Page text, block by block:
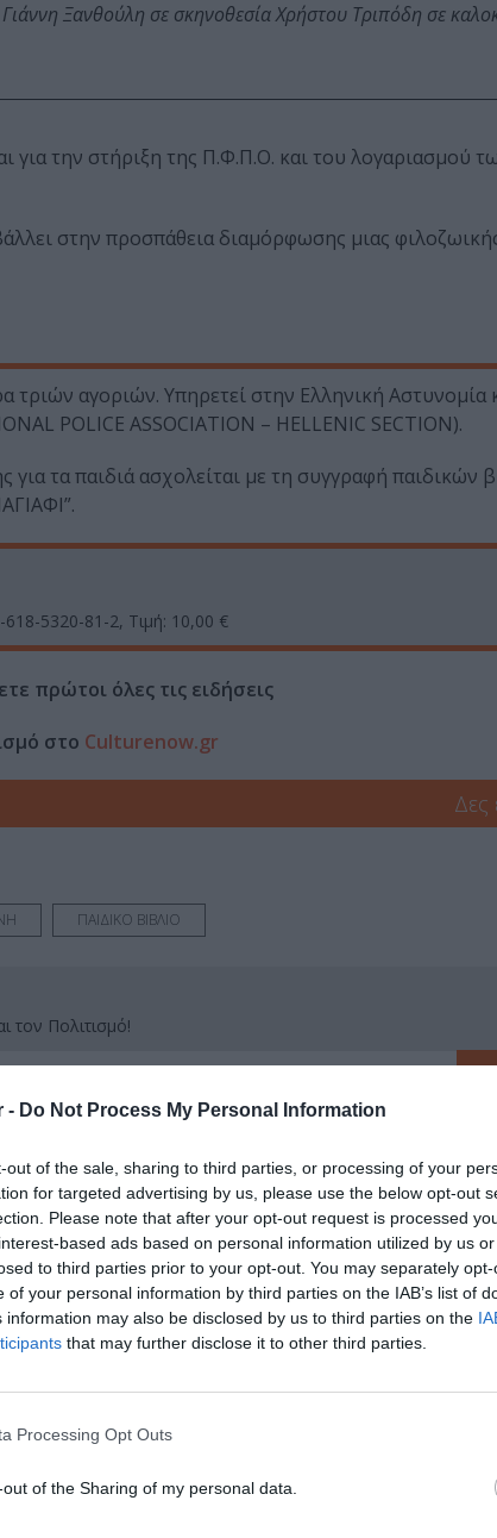
- Do Not Process My Personal Information
out of the sale, sharing to third parties, or processing of your
for targeted advertising by us, please use the below opt-out
Please note that after your opt-out request is processed
based ads based on personal information utilized by us
to third parties prior to your opt-out. You may separately
of your personal information by third parties on the IAB’s list of
information may also be disclosed by us to third parties on the
that may further disclose it to other third parties.
Processing Opt Outs
of the Sharing of my personal data.
Ξανθούλη σε σκηνοθεσία Χρήστου Τριπόδη σε
για την στήρι­ξη της Π.Φ.Π.Ο. και του λογαριασμού
στην προσπάθεια διαμόρφωσης μιας
τριών αγοριών. Υπηρετεί στην Ελληνική Αστυνομία
POLICE ASSOCIATION – HELLENIC SECTION).
τα παιδιά ασχολείται με τη συγγραφή παιδικών
618-5320-81-2, Τιμή: 10,00 €
πρώτοι όλες τις ειδήσεις
στο Culturenow.gr
Δες
ΠΑΙΔΙΚΟ ΒΙΒΛΙΟ
τον Πολιτισμό!
το Culturenow.gr
Άρθρα